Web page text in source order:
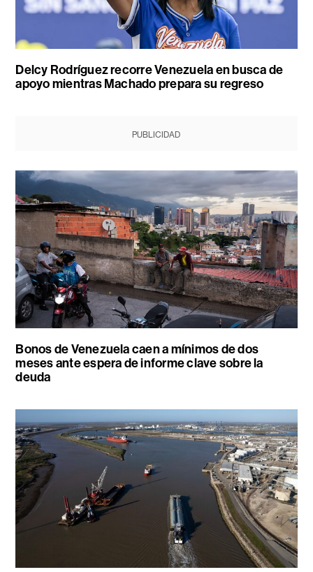
Delcy Rodríguez recorre Venezuela en busca de
apoyo mientras Machado prepara su regreso
PUBLICIDAD
Bonos de Venezuela caen a mínimos de dos
meses ante espera de informe clave sobre la
deuda